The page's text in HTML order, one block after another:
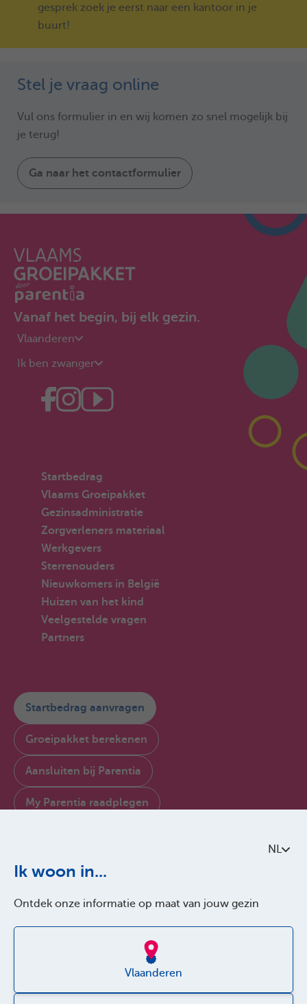
NL
Ik woon in...
Ontdek onze informatie op maat van jouw gezin
Vlaanderen
gesprek zoek je eerst naar een kantoor in je
buurt!
Stel je vraag online
Vul ons formulier in en wij komen zo snel mogelijk bij
je terug!
Ga naar het contactformulier
Vanaf het begin, bij elk gezin.
Vlaanderen
Ik ben zwanger
Startbedrag
Vlaams Groeipakket
Gezinsadministratie
Zorgverleners materiaal
Werkgevers
Sterrenouders
Nieuwkomers in België
Huizen van het kind
Veelgestelde vragen
Partners
Startbedrag aanvragen
Groeipakket berekenen
Aansluiten bij Parentia
My Parentia raadplegen
Over Parentia
Toegankelijkheid